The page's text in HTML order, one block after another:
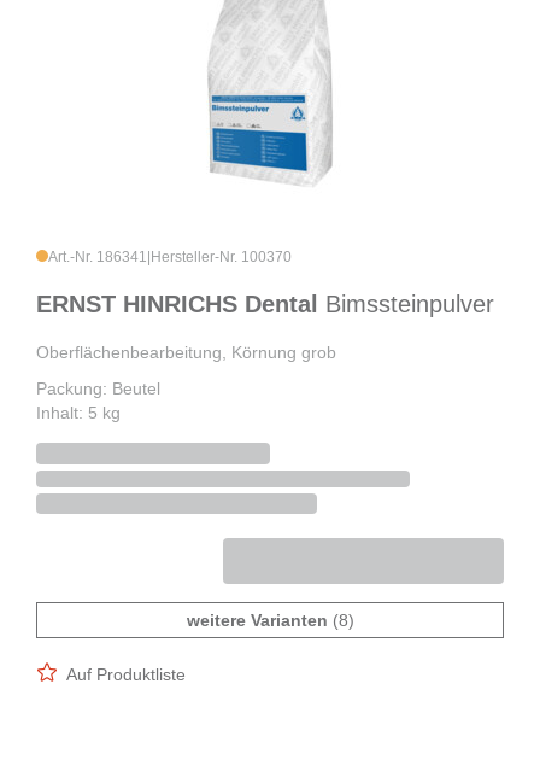
Art.-Nr. 186341 Hersteller-Nr. 100370
ERNST HINRICHS Dental Bimssteinpulver
Oberflächenbearbeitung, Körnung grob
Packung: Beutel
Inhalt: 5 kg
weitere Varianten (8)
Auf Produktliste